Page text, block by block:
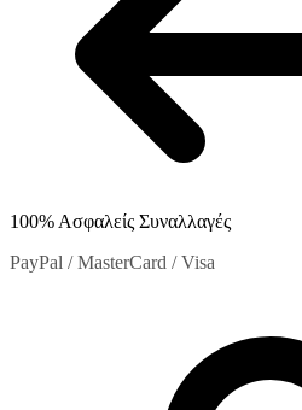
100% Ασφαλείς Συναλλαγές
PayPal / MasterCard / Visa